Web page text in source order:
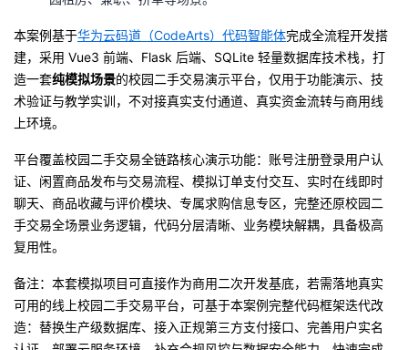
播
活
动
的
关
我
的
开
发
者
学
堂
我
的
Programs
的
支
持
我
本案例基于华为云码道（CodeArts）代码智能体完成全流程开发搭
建，采用 Vue3 前端、Flask 后端、SQLite 轻量数据库技术栈，打
造一套纯模拟场景的校园二手交易演示平台，仅用于功能演示、技
术验证与教学实训，不对接真实支付通道、真实资金流转与商用线
上环境。
平台覆盖校园二手交易全链路核心演示功能：账号注册登录用户认
证、闲置商品发布与交易流程、模拟订单支付交互、实时在线即时
聊天、商品收藏与评价模块、专属求购信息专区，完整还原校园二
手交易全场景业务逻辑，代码分层清晰、业务模块解耦，具备极高
复用性。
备注：本套模拟项目可直接作为商用二次开发基底，若需落地真实
可用的线上校园二手交易平台，可基于本案例完整代码框架迭代改
造：替换生产级数据库、接入正规第三方支付接口、完善用户实名